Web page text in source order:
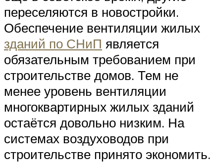
переселяются в новостройки.
Обеспечение вентиляции жилых
зданий по СНиП является
обязательным требованием при
строительстве домов. Тем не
менее уровень вентиляции
многоквартирных жилых зданий
остаётся довольно низким. На
системах воздуховодов при
строительстве принято экономить.